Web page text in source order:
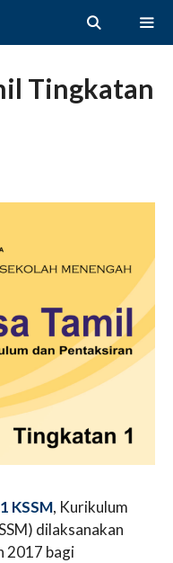
Tingkatan
KSSM, Kurikulum
dilaksanakan
2017 bagi